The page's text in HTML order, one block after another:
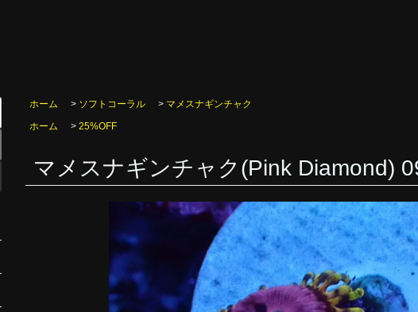
ホーム > ソフトコーラル > マメスナギンチャク
ホーム
> 25%OFF
マメスナギンチャク(Pink Diamond)